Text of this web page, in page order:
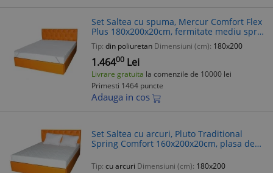
Set Saltea cu spuma, Mercur Comfort Flex
Plus 180x200x20cm, fermitate mediu spre
tare, hipoalergenica, husa detasabila,
Saltsib plus husa matlasata, m
Tip: din poliuretan Dimensiuni (cm): 180x200
1.46400 Lei
Livrare gratuita la comenzile de 10000 lei
Primesti 1464 puncte
Adauga in cos
Set Saltea cu arcuri, Pluto Traditional
Spring Comfort 160x200x20cm, plasa de
hipoalergenica, fermitate med
Tip: cu arcuri Dimensiuni (cm): 180x200